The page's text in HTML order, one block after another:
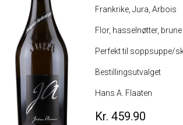
Frankrike, Jura, Arbois
Flor, hasselnøtter,
Perfekt til soppsuppe/
Bestillingsutvalget
Hans A. Flaaten
Kr. 459.90